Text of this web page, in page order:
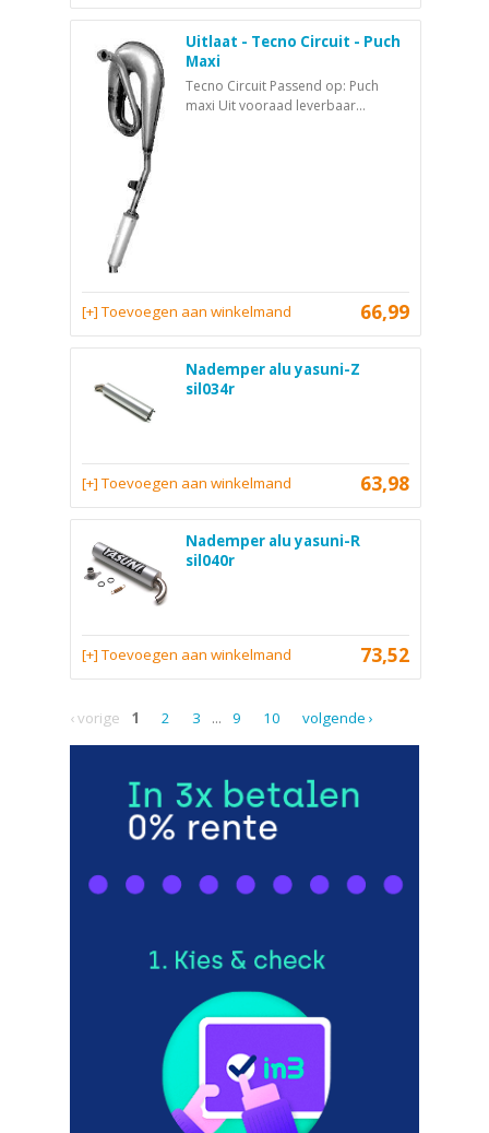
Uitlaat - Tecno Circuit - Puch
Maxi
Tecno Circuit Passend op: Puch
maxi Uit vooraad leverbaar...
66,99
[+] Toevoegen aan winkelmand
Nademper alu yasuni-Z
sil034r
63,98
[+] Toevoegen aan winkelmand
Nademper alu yasuni-R
sil040r
73,52
[+] Toevoegen aan winkelmand
‹ vorige 1 2 3 ... 9 10 volgende ›